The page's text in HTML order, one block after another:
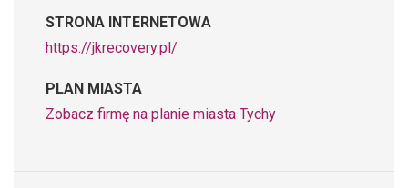
STRONA INTERNETOWA
https://jkrecovery.pl/
PLAN MIASTA
Zobacz firmę na planie miasta Tychy